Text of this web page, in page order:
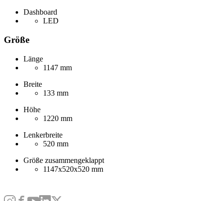
Dashboard
LED
Größe
Länge
1147 mm
Breite
133 mm
Höhe
1220 mm
Lenkerbreite
520 mm
Größe zusammengeklappt
1147x520x520 mm